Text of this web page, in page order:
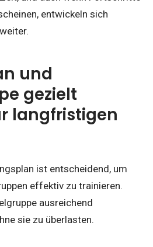
entwickeln sich
und
gezielt
langfristigen
ist entscheidend, um
effektiv zu trainieren.
ausreichend
sie zu überlasten.